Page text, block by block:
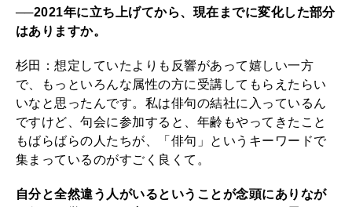
──2021年に立ち上げてから、現在までに変化した部分
はありますか。
杉田：想定していたよりも反響があって嬉しい一方
で、もっといろんな属性の方に受講してもらえたらい
いなと思ったんです。私は俳句の結社に入っているん
ですけど、句会に参加すると、年齢もやってきたこと
もばらばらの人たちが、「俳句」というキーワードで
集まっているのがすごく良くて。
自分と全然違う人がいるということが念頭にありなが